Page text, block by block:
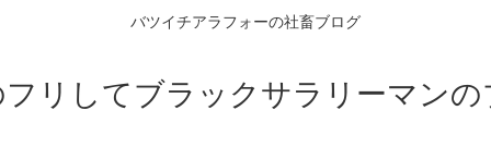
バツイチアラフォーの社畜ブログ
フリしてブラックサラリーマンの